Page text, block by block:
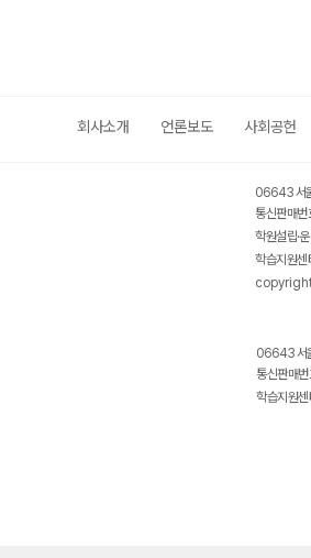
회사소개 언론보도 사회공헌
06643 서
통신판매
학원설립·
학습지원
06643 서
통신판매
학습지원